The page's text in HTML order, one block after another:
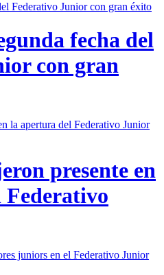
fecha del
con gran
presente en